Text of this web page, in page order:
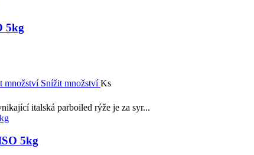
5kg
množství Snížit množstvíKs
italská parboiled rýže je za syr...
5kg